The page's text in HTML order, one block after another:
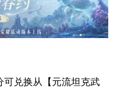
可兑换从【元流坦克武